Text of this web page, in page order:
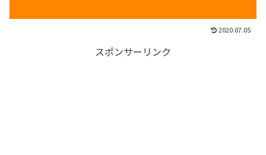
2020.07.05
スポンサーリンク